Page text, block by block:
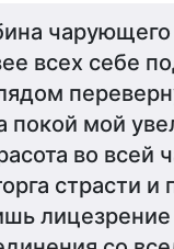
чарующего
всех себе
покой мой
во
страсти и